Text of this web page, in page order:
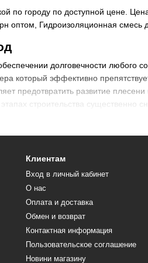
по городу по доступной цене.
оптом, Гидроизоляционная смесь
долговечности любого
который эффективно
предотвратить развитие
строительства существенно
помогает избежать серьезных
добавками
ведрах
риском появления трещин
основания
бесшовный слой который
Клиентам
Вход в личный кабинет
О нас
Оплата и доставка
Обмен и возврат
Контактная информация
Пользовательское соглашение
Новини магазину